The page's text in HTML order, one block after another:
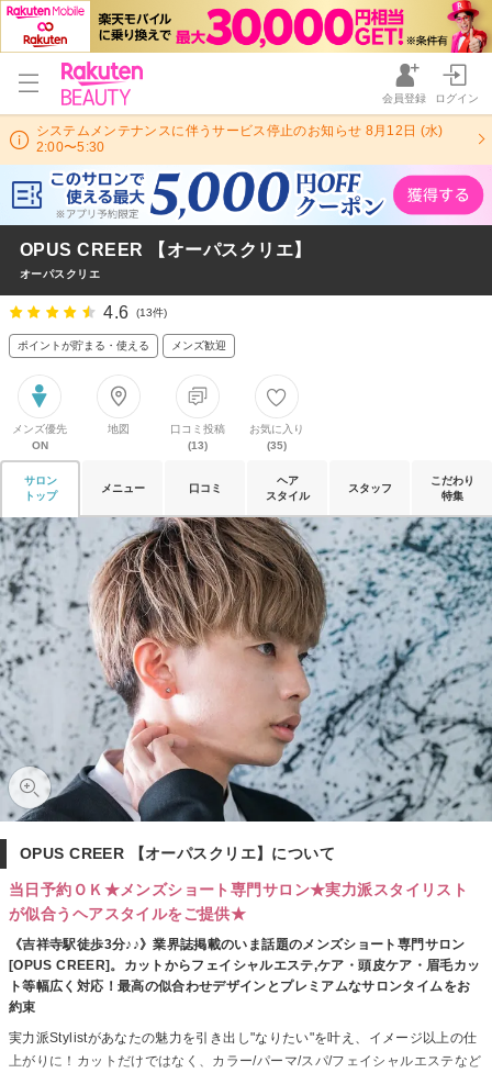
会員登録 ログイン
システムメンテナンスに伴うサービス停止のお知らせ 8月12日 (水)
2:00〜5:30
OPUS CREER 【オーパスクリエ】
オーパスクリエ
4.6 (13件)
ポイントが貯まる・使える メンズ歓迎
メンズ優先
ON
地図
口コミ投稿
(13)
お気に入り
(35)
サロン
トップ
メニュー 口コミ
ヘア
スタイル
スタッフ
こだわり
特集
OPUS CREER 【オーパスクリエ】について
当日予約ＯＫ★メンズショート専門サロン★実力派スタイリスト
が似合うヘアスタイルをご提供★
《吉祥寺駅徒歩3分♪♪》業界誌掲載のいま話題のメンズショート専門サロン
[OPUS CREER]。カットからフェイシャルエステ,ケア・頭皮ケア・眉毛カッ
ト等幅広く対応！最高の似合わせデザインとプレミアムなサロンタイムをお
約束
実力派Stylistがあなたの魅力を引き出し"なりたい"を叶え、イメージ以上の仕
上がりに！カットだけではなく、カラー/パーマ/スパ/フェイシャルエステなど